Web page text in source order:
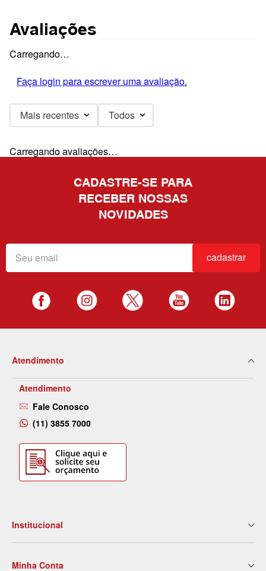
Avaliações
Carregando…
Faça login para escrever uma avaliação.
Mais recentes Todos
Carregando avaliações…
CADASTRE-SE PARA
RECEBER NOSSAS
NOVIDADES
cadastrar
Atendimento
Atendimento
Fale Conosco
(11) 3855 7000
Institucional
Nossas Lojas
Minha Conta